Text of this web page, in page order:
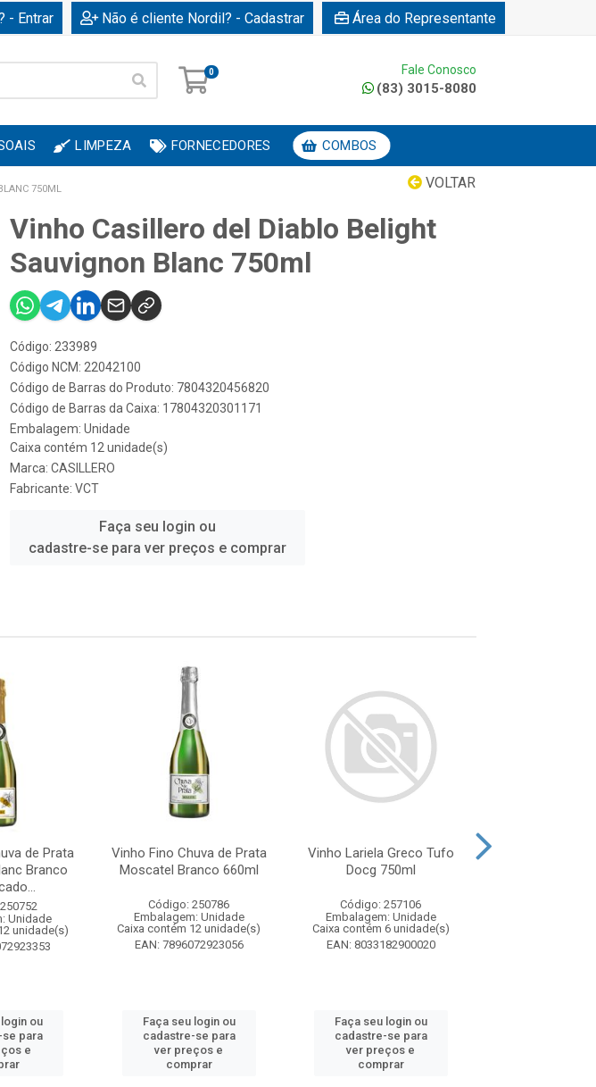
- Entrar Não é cliente Nordil? - Cadastrar Área do Representante
0 Fale Conosco
(83) 3015-8080
LIMPEZA FORNECEDORES COMBOS
VOLTAR
750ML
Vinho Casillero del Diablo Belight
Sauvignon Blanc 750ml
Código: 233989
Código NCM: 22042100
Código de Barras do Produto: 7804320456820
Código de Barras da Caixa: 17804320301171
Embalagem: Unidade
Caixa contém 12 unidade(s)
Marca: CASILLERO
Fabricante: VCT
Faça seu login ou
cadastre-se para ver preços e comprar
de Prata
Branco
Unidade
unidade(s)
ou
para
e
Vinho Fino Chuva de Prata
Moscatel Branco 660ml
Código: 250786
Embalagem: Unidade
Caixa contém 12 unidade(s)
EAN: 7896072923056
Faça seu login ou
cadastre-se para
ver preços e
comprar
Vinho Lariela Greco Tufo
Docg 750ml
Código: 257106
Embalagem: Unidade
Caixa contém 6 unidade(s)
EAN: 8033182900020
Faça seu login ou
cadastre-se para
ver preços e
comprar